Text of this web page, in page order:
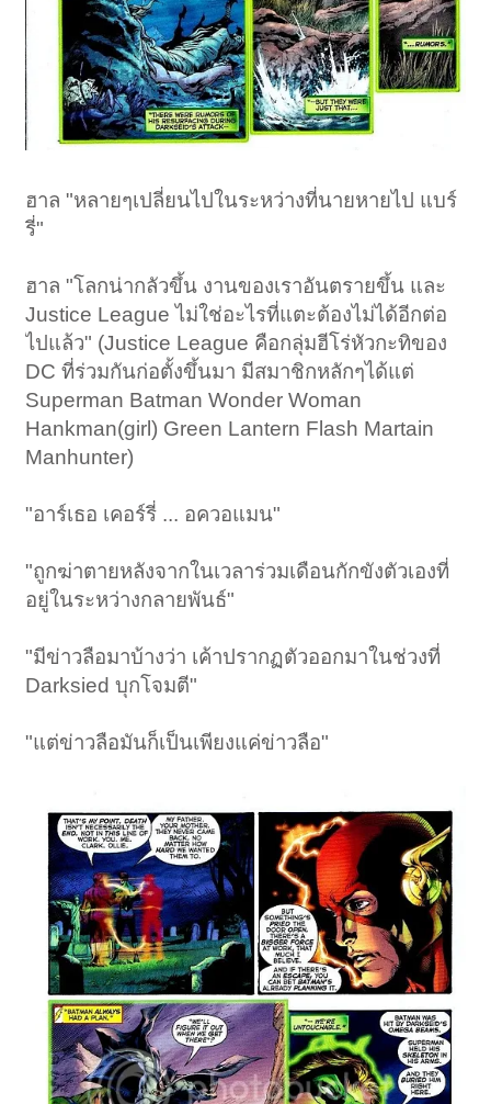
ฮาล "หลายๆเปลี่ยนไปในระหว่างที่นายหายไป แบร์
รี่"
ฮาล "โลกน่ากลัวขึ้น งานของเราอันตรายขึ้น และ
Justice League ไม่ใช่อะไรที่แตะต้องไม่ได้อีกต่อ
ไปแล้ว" (Justice League คือกลุ่มฮีโร่หัวกะทิของ
DC ที่ร่วมกันก่อตั้งขึ้นมา มีสมาชิกหลักๆได้แต่
Superman Batman Wonder Woman
Hankman(girl) Green Lantern Flash Martain
Manhunter)
"อาร์เธอ เคอร์รี่ ... อควอแมน"
"ถูกฆ่าตายหลังจากในเวลาร่วมเดือนกักขังตัวเองที่
อยู่ในระหว่างกลายพันธ์"
"มีข่าวลือมาบ้างว่า เค้าปรากฏตัวออกมาในช่วงที่
Darksied บุกโจมตี"
"แต่ข่าวลือมันก็เป็นเพียงแค่ข่าวลือ"